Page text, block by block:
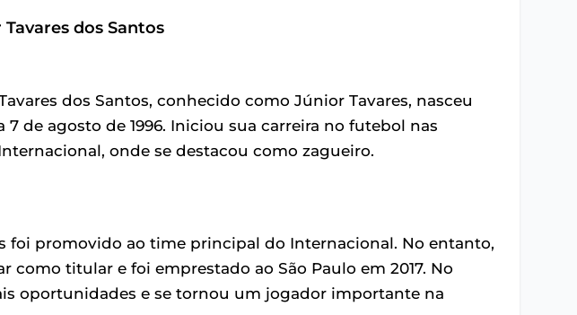
dos Santos
dos Santos, conhecido como Júnior Tavares, nasceu
7 de agosto de 1996. Iniciou sua carreira no futebol nas
onde se destacou como zagueiro.
foi promovido ao time principal do Internacional. No entanto,
como titular e foi emprestado ao São Paulo em 2017. No
oportunidades e se tornou um jogador importante na